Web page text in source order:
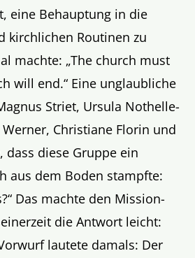
eine Behauptung in die
kirchlichen Routinen zu
machte: „The church must
will end.“ Eine unglaubliche
Striet, Ursula Nothelle-
Christiane Florin und
dass diese Gruppe ein
aus dem Boden stampfte:
Das machte den Mission-
die Antwort leicht:
lautete damals: Der